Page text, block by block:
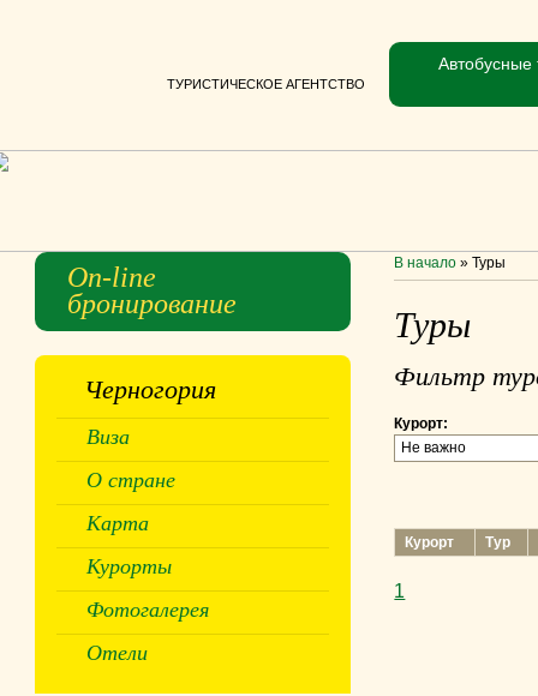
ТУРИСТИЧЕСКОЕ АГЕНТСТВО
Автобусные
В начало »Туры
Туры
Фильтр
Курорт:
Не важно
Курорт Тур
1
On-line
бронирование
Черногория
Виза
О стране
Карта
Курорты
Фотогалерея
Отели